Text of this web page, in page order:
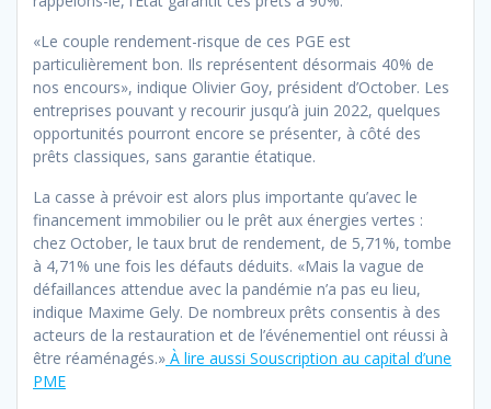
«Le couple rendement-risque de ces PGE est
particulièrement bon. Ils représentent désormais 40% de
nos encours», indique Olivier Goy, président d’October. Les
entreprises pouvant y recourir jusqu’à juin 2022, quelques
opportunités pourront encore se présenter, à côté des
prêts classiques, sans garantie étatique.
La casse à prévoir est alors plus importante qu’avec le
financement immobilier ou le prêt aux énergies vertes :
chez October, le taux brut de rendement, de 5,71%, tombe
à 4,71% une fois les défauts déduits. «Mais la vague de
défaillances attendue avec la pandémie n’a pas eu lieu,
indique Maxime Gely. De nombreux prêts consentis à des
acteurs de la restauration et de l’événementiel ont réussi à
être réaménagés.» À lire aussi Souscription au capital d’une
PME